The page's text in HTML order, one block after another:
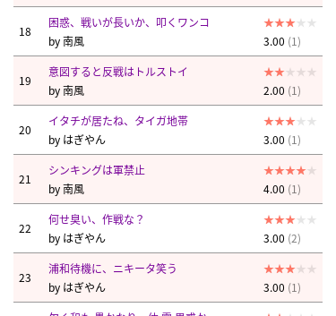
18
困惑、戦いが長いか、叩くワンコ
by南風 3.00 (1)
19
意図すると反戦はトルストイ
by南風 2.00 (1)
20
イタチが居たね、タイガ地帯
by はぎやん 3.00 (1)
21
シンキングは軍禁止
by南風 4.00 (1)
22
何せ臭い、作戦な？
by はぎやん 3.00 (2)
23
浦和待機に、ニキータ笑う
by はぎやん 3.00 (1)